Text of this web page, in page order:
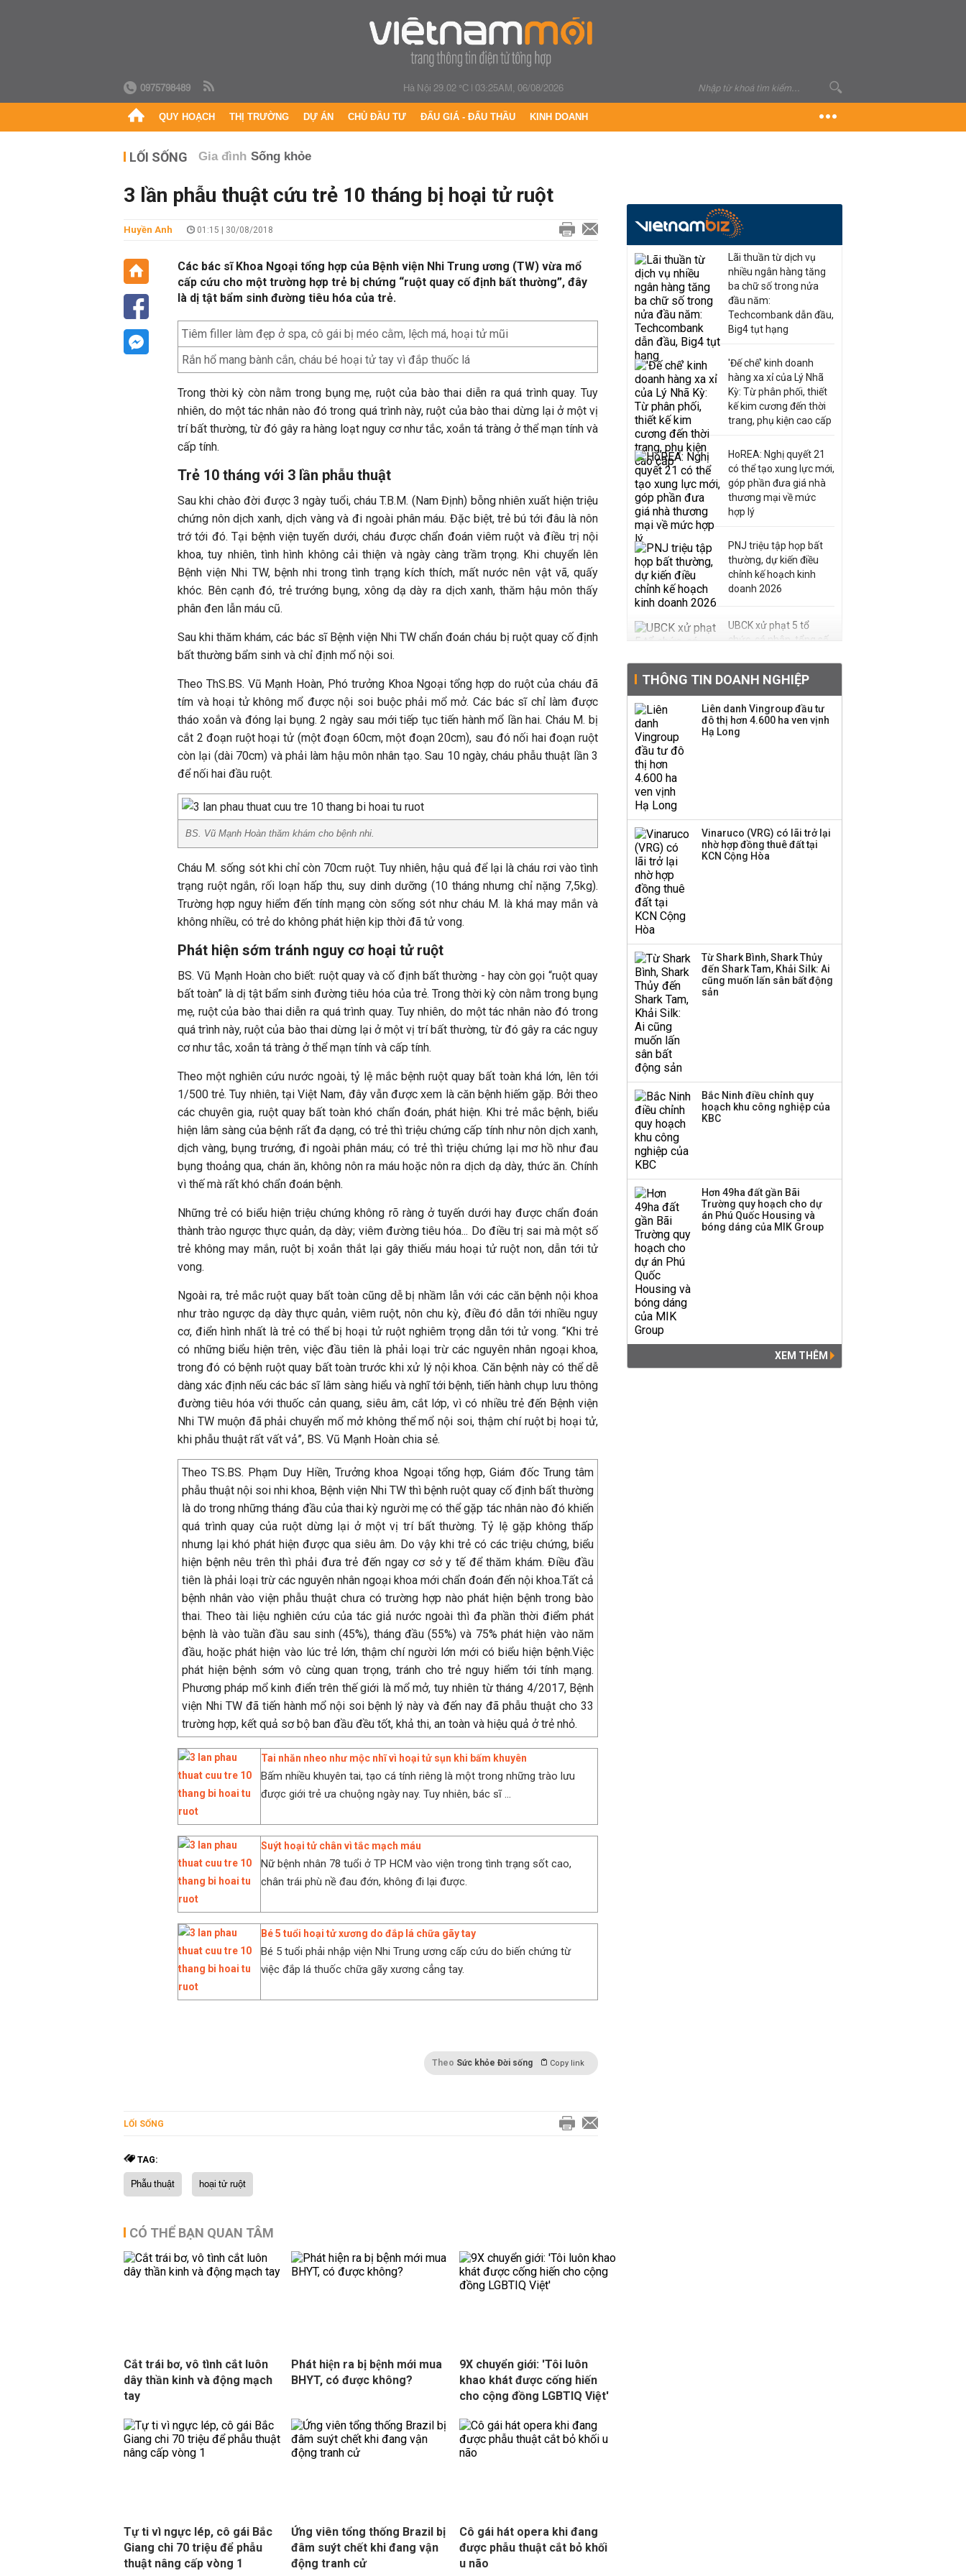
0975798489 Hà Nội 29.02 °C|03:25AM, 06/08/2026
QUY HOẠCH THỊ TRƯỜNG DỰ ÁN CHỦ ĐẦU TƯ ĐẤU GIÁ - ĐẤU THẦU KINH DOANH
LỐI SỐNG Gia đình Sống khỏe
3 lần phẫu thuật cứu trẻ 10 tháng bị hoại tử ruột
Huyền Anh 01:15 | 30/08/2018
Các bác sĩ Khoa Ngoại tổng hợp của Bệnh viện Nhi Trung ương (TW) vừa mổ
cấp cứu cho một trường hợp trẻ bị chứng “ruột quay cố định bất thường”, đây
là dị tật bẩm sinh đường tiêu hóa của trẻ.
Tiêm filler làm đẹp ở spa, cô gái bị méo cằm, lệch má, hoại tử mũi
Rắn hổ mang bành cắn, cháu bé hoại tử tay vì đắp thuốc lá
Trong thời kỳ còn nằm trong bụng mẹ, ruột của bào thai diễn ra quá trình quay. Tuy
nhiên, do một tác nhân nào đó trong quá trình này, ruột của bào thai dừng lại ở một vị
trí bất thường, từ đó gây ra hàng loạt nguy cơ như tắc, xoắn tá tràng ở thể mạn tính và
cấp tính.
Trẻ 10 tháng với 3 lần phẫu thuật
Sau khi chào đời được 3 ngày tuổi, cháu T.B.M. (Nam Định) bỗng nhiên xuất hiện triệu
chứng nôn dịch xanh, dịch vàng và đi ngoài phân máu. Đặc biệt, trẻ bú tới đâu là nôn
trớ tới đó. Tại bệnh viện tuyến dưới, cháu được chẩn đoán viêm ruột và điều trị nội
khoa, tuy nhiên, tình hình không cải thiện và ngày càng trầm trọng. Khi chuyển lên
Bệnh viện Nhi TW, bệnh nhi trong tình trạng kích thích, mất nước nên vật vã, quấy
khóc. Bên cạnh đó, trẻ trướng bụng, xông dạ dày ra dịch xanh, thăm hậu môn thấy
phân đen lẫn máu cũ.
Sau khi thăm khám, các bác sĩ Bệnh viện Nhi TW chẩn đoán cháu bị ruột quay cố định
bất thường bẩm sinh và chỉ định mổ nội soi.
Theo ThS.BS. Vũ Mạnh Hoàn, Phó trưởng Khoa Ngoại tổng hợp do ruột của cháu đã
tím và hoại tử không mổ được nội soi buộc phải mổ mở. Các bác sĩ chỉ làm được
tháo xoắn và đóng lại bụng. 2 ngày sau mới tiếp tục tiến hành mổ lần hai. Cháu M. bị
cắt 2 đoạn ruột hoại tử (một đoạn 60cm, một đoạn 20cm), sau đó nối hai đoạn ruột
còn lại (dài 70cm) và phải làm hậu môn nhân tạo. Sau 10 ngày, cháu phẫu thuật lần 3
để nối hai đầu ruột.
BS. Vũ Mạnh Hoàn thăm khám cho bệnh nhi.
Cháu M. sống sót khi chỉ còn 70cm ruột. Tuy nhiên, hậu quả để lại là cháu rơi vào tình
trạng ruột ngắn, rối loạn hấp thu, suy dinh dưỡng (10 tháng nhưng chỉ nặng 7,5kg).
Trường hợp nguy hiểm đến tính mạng còn sống sót như cháu M. là khá may mắn và
không nhiều, có trẻ do không phát hiện kịp thời đã tử vong.
Phát hiện sớm tránh nguy cơ hoại tử ruột
BS. Vũ Mạnh Hoàn cho biết: ruột quay và cố định bất thường - hay còn gọi “ruột quay
bất toàn” là dị tật bẩm sinh đường tiêu hóa của trẻ. Trong thời kỳ còn nằm trong bụng
mẹ, ruột của bào thai diễn ra quá trình quay. Tuy nhiên, do một tác nhân nào đó trong
quá trình này, ruột của bào thai dừng lại ở một vị trí bất thường, từ đó gây ra các nguy
cơ như tắc, xoắn tá tràng ở thể mạn tính và cấp tính.
Theo một nghiên cứu nước ngoài, tỷ lệ mắc bệnh ruột quay bất toàn khá lớn, lên tới
1/500 trẻ. Tuy nhiên, tại Việt Nam, đây vẫn được xem là căn bệnh hiếm gặp. Bởi theo
các chuyên gia, ruột quay bất toàn khó chẩn đoán, phát hiện. Khi trẻ mắc bệnh, biểu
hiện lâm sàng của bệnh rất đa dạng, có trẻ thì triệu chứng cấp tính như nôn dịch xanh,
dịch vàng, bụng trướng, đi ngoài phân máu; có trẻ thì triệu chứng lại mơ hồ như đau
bụng thoảng qua, chán ăn, không nôn ra máu hoặc nôn ra dịch dạ dày, thức ăn. Chính
vì thế mà rất khó chẩn đoán bệnh.
Những trẻ có biểu hiện triệu chứng không rõ ràng ở tuyến dưới hay được chẩn đoán
thành trào ngược thực quản, dạ dày; viêm đường tiêu hóa... Do điều trị sai mà một số
trẻ không may mắn, ruột bị xoắn thắt lại gây thiếu máu hoại tử ruột non, dẫn tới tử
vong.
Ngoài ra, trẻ mắc ruột quay bất toàn cũng dễ bị nhầm lẫn với các căn bệnh nội khoa
như trào ngược dạ dày thực quản, viêm ruột, nôn chu kỳ, điều đó dẫn tới nhiều nguy
cơ, điển hình nhất là trẻ có thể bị hoại tử ruột nghiêm trọng dẫn tới tử vong. “Khi trẻ
có những biểu hiện trên, việc đầu tiên là phải loại trừ các nguyên nhân ngoại khoa,
trong đó có bệnh ruột quay bất toàn trước khi xử lý nội khoa. Căn bệnh này có thể dễ
dàng xác định nếu các bác sĩ lâm sàng hiểu và nghĩ tới bệnh, tiến hành chụp lưu thông
đường tiêu hóa với thuốc cản quang, siêu âm, cắt lớp, vì có nhiều trẻ đến Bệnh viện
Nhi TW muộn đã phải chuyển mổ mở không thể mổ nội soi, thậm chí ruột bị hoại tử,
khi phẫu thuật rất vất vả”, BS. Vũ Mạnh Hoàn chia sẻ.
Theo TS.BS. Phạm Duy Hiền, Trưởng khoa Ngoại tổng hợp, Giám đốc Trung tâm
phẫu thuật nội soi nhi khoa, Bệnh viện Nhi TW thì bệnh ruột quay cố định bất thường
là do trong những tháng đầu của thai kỳ người mẹ có thể gặp tác nhân nào đó khiến
quá trình quay của ruột dừng lại ở một vị trí bất thường. Tỷ lệ gặp không thấp
nhưng lại khó phát hiện được qua siêu âm. Do vậy khi trẻ có các triệu chứng, biểu
hiện bệnh nêu trên thì phải đưa trẻ đến ngay cơ sở y tế để thăm khám. Điều đầu
tiên là phải loại trừ các nguyên nhân ngoại khoa mới chẩn đoán đến nội khoa.Tất cả
bệnh nhân vào viện phẫu thuật chưa có trường hợp nào phát hiện bệnh trong bào
thai. Theo tài liệu nghiên cứu của tác giả nước ngoài thì đa phần thời điểm phát
bệnh là vào tuần đầu sau sinh (45%), tháng đầu (55%) và 75% phát hiện vào năm
đầu, hoặc phát hiện vào lúc trẻ lớn, thậm chí người lớn mới có biểu hiện bệnh.Việc
phát hiện bệnh sớm vô cùng quan trọng, tránh cho trẻ nguy hiểm tới tính mạng.
Phương pháp mổ kinh điển trên thế giới là mổ mở, tuy nhiên từ tháng 4/2017, Bệnh
viện Nhi TW đã tiến hành mổ nội soi bệnh lý này và đến nay đã phẫu thuật cho 33
trường hợp, kết quả sơ bộ ban đầu đều tốt, khả thi, an toàn và hiệu quả ở trẻ nhỏ.
Tai nhăn nheo như mộc nhĩ vì hoại tử sụn khi bấm khuyên
Bấm nhiều khuyên tai, tạo cá tính riêng là một trong những trào lưu
được giới trẻ ưa chuộng ngày nay. Tuy nhiên, bác sĩ ...
Suýt hoại tử chân vì tắc mạch máu
Nữ bệnh nhân 78 tuổi ở TP HCM vào viện trong tình trạng sốt cao,
chân trái phù nề đau đớn, không đi lại được.
Bé 5 tuổi hoại tử xương do đắp lá chữa gãy tay
Bé 5 tuổi phải nhập viện Nhi Trung ương cấp cứu do biến chứng từ
việc đắp lá thuốc chữa gãy xương cẳng tay.
Theo Sức khỏe Đời sống Copy link
LỐI SỐNG
TAG:
Phẫu thuật hoại tử ruột
CÓ THỂ BẠN QUAN TÂM
Cắt trái bơ, vô tình cắt luôn
dây thần kinh và động mạch
tay
Phát hiện ra bị bệnh mới mua
BHYT, có được không?
9X chuyển giới: 'Tôi luôn
khao khát được cống hiến
cho cộng đồng LGBTIQ Việt'
Tự ti vì ngực lép, cô gái Bắc
Giang chi 70 triệu để phẫu
thuật nâng cấp vòng 1
Ứng viên tổng thống Brazil bị
đâm suýt chết khi đang vận
động tranh cử
Cô gái hát opera khi đang
được phẫu thuật cắt bỏ khối
u não
Lãi thuần từ dịch vụ
nhiều ngân hàng tăng
ba chữ số trong nửa
đầu năm:
Techcombank dẫn đầu,
Big4 tụt hạng
'Đế chế’ kinh doanh
hàng xa xỉ của Lý Nhã
Kỳ: Từ phân phối, thiết
kế kim cương đến thời
trang, phụ kiện cao cấp
HoREA: Nghị quyết 21
có thể tạo xung lực mới,
góp phần đưa giá nhà
thương mại về mức
hợp lý
PNJ triệu tập họp bất
thường, dự kiến điều
chỉnh kế hoạch kinh
doanh 2026
UBCK xử phạt 5 tổ
chức, cá nhân, tổng số
Kinh Bắc dự kiến cho
thuê tối thiểu 100 ha
đất công nghiệp trong
doanh nghiệp Mỹ
Keppel ký thỏa thuận
Sacombank phát hành
ba đợt trái phiếu thu về
hơn 3.600 tỷ, lãi suất
trả lên tới 10%/năm
THÔNG TIN DOANH NGHIỆP
Liên danh Vingroup đầu tư
đô thị hơn 4.600 ha ven vịnh
Hạ Long
Vinaruco (VRG) có lãi trở lại
nhờ hợp đồng thuê đất tại
KCN Cộng Hòa
Từ Shark Bình, Shark Thủy
đến Shark Tam, Khải Silk: Ai
cũng muốn lấn sân bất động
sản
Bắc Ninh điều chỉnh quy
hoạch khu công nghiệp của
KBC
Hơn 49ha đất gần Bãi
Trường quy hoạch cho dự
án Phú Quốc Housing và
bóng dáng của MIK Group
XEM THÊM